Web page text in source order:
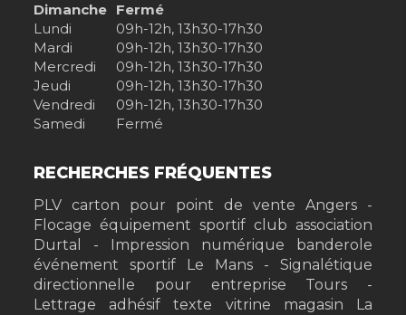
Dimanche Fermé
Lundi
09h-12h, 13h30-17h30
Mardi
09h-12h, 13h30-17h30
Mercredi
09h-12h, 13h30-17h30
Jeudi
09h-12h, 13h30-17h30
Vendredi
09h-12h, 13h30-17h30
Samedi
Fermé
RECHERCHES FRÉQUENTES
PLV carton pour point de vente Angers
Flocage équipement sportif club association
Durtal
Impression numérique banderole
événement sportif Le Mans
Signalétique
directionnelle pour entreprise Tours
Lettrage adhésif texte vitrine magasin La